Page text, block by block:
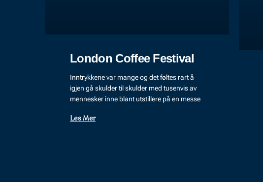
London Coffee Festival
Inntrykkene var mange og det føltes rart å
igjen gå skulder til skulder med tusenvis av
mennesker inne blant utstillere på en messe
Les Mer